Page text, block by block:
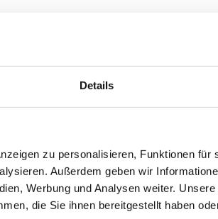
Details
zu personalisieren, Funktionen für
Außerdem geben wir
Werbung und Analysen weiter.
die Sie ihnen bereitgestellt haben